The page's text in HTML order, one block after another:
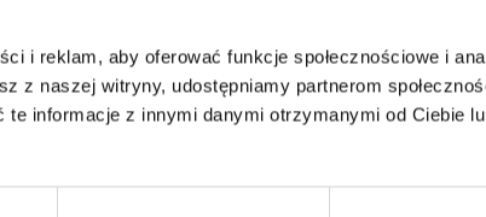
i reklam, aby oferować funkcje społecznościowe i
z naszej witryny, udostępniamy partnerom
informacje z innymi danymi otrzymanymi od Ciebie